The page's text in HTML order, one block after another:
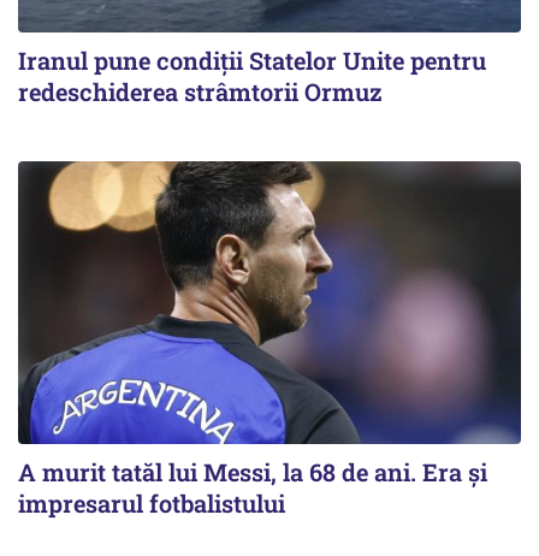
Iranul pune condiții Statelor Unite pentru
redeschiderea strâmtorii Ormuz
A murit tatăl lui Messi, la 68 de ani. Era și
impresarul fotbalistului